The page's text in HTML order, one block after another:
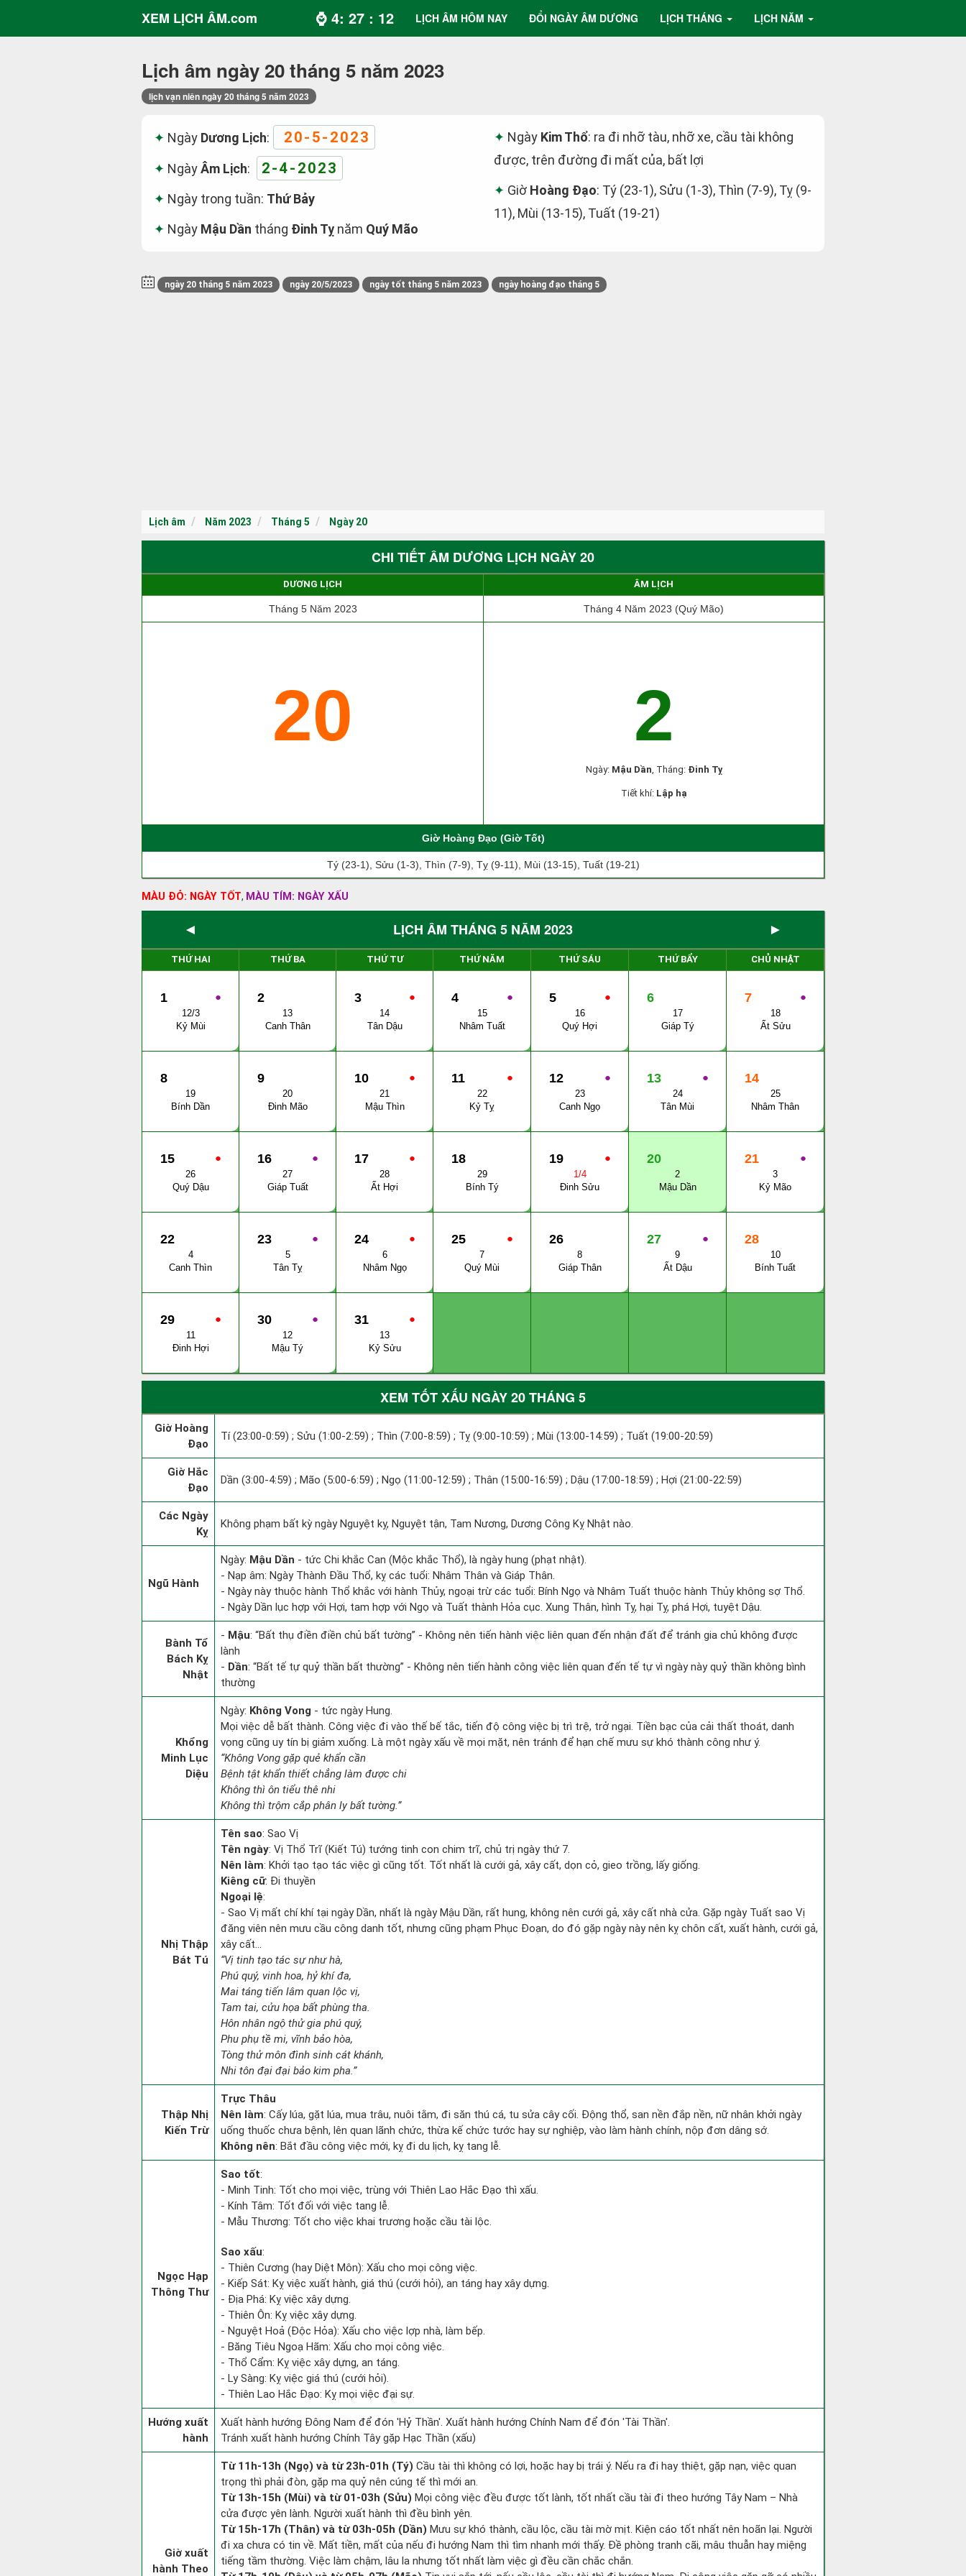
XEM LỊCH ÂM.com ⌚ 4: 27 : 12 LỊCH ÂM HÔM NAY ĐỔI NGÀY ÂM DƯƠNG LỊCH THÁNG LỊCH NĂM
Lịch âm ngày 20 tháng 5 năm 2023
lịch vạn niên ngày 20 tháng 5 năm 2023
Ngày Dương Lịch: 20-5-2023
NgàyÂm Lịch: 2-4-2023
Ngày trong tuần: Thứ Bảy
Ngày Mậu Dần tháng Đinh Tỵ năm Quý Mão
Ngày Kim Thổ: ra đi nhỡ tàu, nhỡ xe, cầu tài không
được, trên đường đi mất của, bất lợi
Giờ Hoàng Đạo: Tý (23-1), Sửu (1-3), Thìn (7-9), Tỵ (9-
11), Mùi (13-15), Tuất (19-21)
ngày 20 tháng 5 năm 2023 ngày 20/5/2023 ngày tốt tháng 5 năm 2023 ngày hoàng đạo tháng 5
Lịch âm Năm 2023 Tháng 5 Ngày 20
CHI TIẾT ÂM DƯƠNG LỊCH NGÀY 20
DƯƠNG LỊCH ÂM LỊCH
Tháng 5 Năm 2023 Tháng 4 Năm 2023 (Quý Mão)
20 2
Ngày: Mậu Dần, Tháng: Đinh Tỵ
Tiết khí: Lập hạ
Giờ Hoàng Đạo (Giờ Tốt)
Tý (23-1), Sửu (1-3), Thìn (7-9), Tỵ (9-11), Mùi (13-15), Tuất (19-21)
MÀU ĐỎ: NGÀY TỐT, MÀU TÍM: NGÀY XẤU
◄ LỊCH ÂM THÁNG 5 NĂM 2023 ►
THỨ HAI THỨ BA THỨ TƯ THỨ NĂM THỨ SÁU THỨ BẨY CHỦ NHẬT
●
1
12/3
Kỷ Mùi
2
13
Canh Thân
●
3
14
Tân Dậu
●
4
15
Nhâm Tuất
●
5
16
Quý Hợi
6
17
Giáp Tý
●
7
18
Ất Sửu
8
19
Bính Dần
9
20
Đinh Mão
●
10
21
Mậu Thìn
●
11
22
Kỷ Tỵ
●
12
23
Canh Ngọ
●
13
24
Tân Mùi
14
25
Nhâm Thân
●
15
26
Quý Dậu
●
16
27
Giáp Tuất
●
17
28
Ất Hợi
18
29
Bính Tý
●
19
1/4
Đinh Sửu
20
2
Mậu Dần
●
21
3
Kỷ Mão
22
4
Canh Thìn
●
23
5
Tân Tỵ
●
24
6
Nhâm Ngọ
●
25
7
Quý Mùi
26
8
Giáp Thân
●
27
9
Ất Dậu
28
10
Bính Tuất
●
29
11
Đinh Hợi
●
30
12
Mậu Tý
●
31
13
Kỷ Sửu
XEM TỐT XẤU NGÀY 20 THÁNG 5
Giờ Hoàng
Đạo
Tí (23:00-0:59) ; Sửu (1:00-2:59) ; Thìn (7:00-8:59) ; Tỵ (9:00-10:59) ; Mùi (13:00-14:59) ; Tuất (19:00-20:59)
Giờ Hắc
Đạo
Dần (3:00-4:59) ; Mão (5:00-6:59) ; Ngọ (11:00-12:59) ; Thân (15:00-16:59) ; Dậu (17:00-18:59) ; Hợi (21:00-22:59)
Các Ngày
Kỵ
Không phạm bất kỳ ngày Nguyệt kỵ, Nguyệt tận, Tam Nương, Dương Công Kỵ Nhật nào.
Ngũ Hành
Ngày: Mậu Dần - tức Chi khắc Can (Mộc khắc Thổ), là ngày hung (phạt nhật).
- Nạp âm: Ngày Thành Đầu Thổ, kỵ các tuổi: Nhâm Thân và Giáp Thân.
- Ngày này thuộc hành Thổ khắc với hành Thủy, ngoại trừ các tuổi: Bính Ngọ và Nhâm Tuất thuộc hành Thủy không sợ Thổ.
- Ngày Dần lục hợp với Hợi, tam hợp với Ngọ và Tuất thành Hỏa cục. Xung Thân, hình Tỵ, hại Tỵ, phá Hợi, tuyệt Dậu.
Bành Tổ
Bách Kỵ
Nhật
- Mậu: “Bất thụ điền điền chủ bất tường” - Không nên tiến hành việc liên quan đến nhận đất để tránh gia chủ không được
lành
- Dần: “Bất tế tự quỷ thần bất thường” - Không nên tiến hành công việc liên quan đến tế tự vì ngày này quỷ thần không bình
thường
Khổng
Minh Lục
Diệu
Ngày: Không Vong - tức ngày Hung.
Mọi việc dễ bất thành. Công việc đi vào thế bế tắc, tiến độ công việc bị trì trệ, trở ngại. Tiền bạc của cải thất thoát, danh
vọng cũng uy tín bị giảm xuống. Là một ngày xấu về mọi mặt, nên tránh để hạn chế mưu sự khó thành công như ý.
“Không Vong gặp quẻ khẩn cần
Bệnh tật khẩn thiết chẳng làm được chi
Không thì ôn tiểu thê nhi
Không thì trộm cắp phân ly bất tường.”
Nhị Thập
Bát Tú
Tên sao: Sao Vị
Tên ngày: Vị Thổ Trĩ (Kiết Tú) tướng tinh con chim trĩ, chủ trị ngày thứ 7.
Nên làm: Khởi tạo tạo tác việc gì cũng tốt. Tốt nhất là cưới gả, xây cất, dọn cỏ, gieo trồng, lấy giống.
Kiêng cữ: Đi thuyền
Ngoại lệ:
- Sao Vị mất chí khí tại ngày Dần, nhất là ngày Mậu Dần, rất hung, không nên cưới gả, xây cất nhà cửa. Gặp ngày Tuất sao Vị
đăng viên nên mưu cầu công danh tốt, nhưng cũng phạm Phục Đoạn, do đó gặp ngày này nên kỵ chôn cất, xuất hành, cưới gả,
xây cất...
“Vị tinh tạo tác sự như hà,
Phú quý, vinh hoa, hỷ khí đa,
Mai táng tiến lâm quan lộc vị,
Tam tai, cửu họa bất phùng tha.
Hôn nhân ngộ thử gia phú quý,
Phu phụ tề mi, vĩnh bảo hòa,
Tòng thử môn đình sinh cát khánh,
Nhi tôn đại đại bảo kim pha.”
Thập Nhị
Kiến Trừ
Trực Thâu
Nên làm: Cấy lúa, gặt lúa, mua trâu, nuôi tằm, đi săn thú cá, tu sửa cây cối. Động thổ, san nền đắp nền, nữ nhân khởi ngày
uống thuốc chưa bệnh, lên quan lãnh chức, thừa kế chức tước hay sự nghiệp, vào làm hành chính, nộp đơn dâng sớ.
Không nên: Bắt đầu công việc mới, kỵ đi du lịch, kỵ tang lễ.
Ngọc Hạp
Thông Thư
Sao tốt:
- Minh Tinh: Tốt cho mọi việc, trùng với Thiên Lao Hắc Đạo thì xấu.
- Kính Tâm: Tốt đối với việc tang lễ.
- Mẫu Thương: Tốt cho việc khai trương hoặc cầu tài lộc.
Sao xấu:
- Thiên Cương (hay Diệt Môn): Xấu cho mọi công việc.
- Kiếp Sát: Kỵ việc xuất hành, giá thú (cưới hỏi), an táng hay xây dựng.
- Địa Phá: Kỵ việc xây dựng.
- Thiên Ôn: Kỵ việc xây dựng.
- Nguyệt Hoả (Độc Hỏa): Xấu cho việc lợp nhà, làm bếp.
- Băng Tiêu Ngoạ Hãm: Xấu cho mọi công việc.
- Thổ Cẩm: Kỵ việc xây dựng, an táng.
- Ly Sàng: Kỵ việc giá thú (cưới hỏi).
- Thiên Lao Hắc Đạo: Kỵ mọi việc đại sự.
Hướng xuất
hành
Xuất hành hướng Đông Nam để đón 'Hỷ Thần'. Xuất hành hướng Chính Nam để đón 'Tài Thần'.
Tránh xuất hành hướng Chính Tây gặp Hạc Thần (xấu)
Giờ xuất
hành Theo
Từ 11h-13h (Ngọ) và từ 23h-01h (Tý) Cầu tài thì không có lợi, hoặc hay bị trái ý. Nếu ra đi hay thiệt, gặp nạn, việc quan
trọng thì phải đòn, gặp ma quỷ nên cúng tế thì mới an.
Từ 13h-15h (Mùi) và từ 01-03h (Sửu) Mọi công việc đều được tốt lành, tốt nhất cầu tài đi theo hướng Tây Nam – Nhà
cửa được yên lành. Người xuất hành thì đều bình yên.
Từ 15h-17h (Thân) và từ 03h-05h (Dần) Mưu sự khó thành, cầu lộc, cầu tài mờ mịt. Kiện cáo tốt nhất nên hoãn lại. Người
đi xa chưa có tin về. Mất tiền, mất của nếu đi hướng Nam thì tìm nhanh mới thấy. Đề phòng tranh cãi, mâu thuẫn hay miệng
tiếng tầm thường. Việc làm chậm, lâu la nhưng tốt nhất làm việc gì đều cần chắc chắn.